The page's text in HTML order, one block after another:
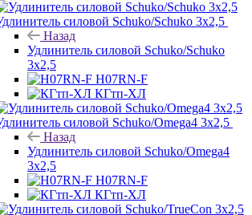
силовой Schuko/Schuko 3х2,5
Назад
Удлинитель силовой Schuko/Schuko
3х2,5
H07RN-F
КГтп-ХЛ
силовой Schuko/Omega4 3х2,5
Назад
Удлинитель силовой Schuko/Omega4
3х2,5
H07RN-F
КГтп-ХЛ